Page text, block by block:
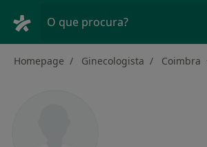
O que procura?
Homepage Ginecologista Coimbra